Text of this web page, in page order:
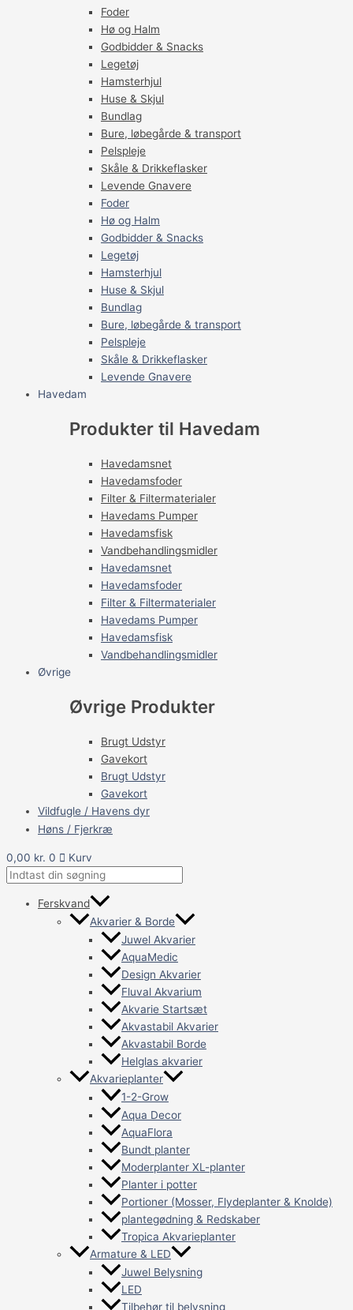
Foder
Hø og Halm
Godbidder & Snacks
Legetøj
Hamsterhjul
Huse & Skjul
Bundlag
Bure, løbegårde & transport
Pelspleje
Skåle & Drikkeflasker
Levende Gnavere
Foder
Hø og Halm
Godbidder & Snacks
Legetøj
Hamsterhjul
Huse & Skjul
Bundlag
Bure, løbegårde & transport
Pelspleje
Skåle & Drikkeflasker
Levende Gnavere
Havedam
Produkter til Havedam
Havedamsnet
Havedamsfoder
Filter & Filtermaterialer
Havedams Pumper
Havedamsfisk
Vandbehandlingsmidler
Havedamsnet
Havedamsfoder
Filter & Filtermaterialer
Havedams Pumper
Havedamsfisk
Vandbehandlingsmidler
Øvrige
Øvrige Produkter
Brugt Udstyr
Gavekort
Brugt Udstyr
Gavekort
Vildfugle / Havens dyr
Høns / Fjerkræ
0,00 kr. 0 Kurv
Ferskvand
Akvarier & Borde
Juwel Akvarier
AquaMedic
Design Akvarier
Fluval Akvarium
Akvarie Startsæt
Akvastabil Akvarier
Akvastabil Borde
Helglas akvarier
Akvarieplanter
1-2-Grow
Aqua Decor
AquaFlora
Bundt planter
Moderplanter XL-planter
Planter i potter
Portioner (Mosser, Flydeplanter & Knolde)
plantegødning & Redskaber
Tropica Akvarieplanter
Armature & LED
Juwel Belysning
LED
Tilbehør til belysning